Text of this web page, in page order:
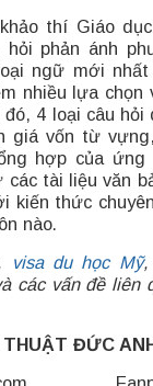
thí Giáo
phản ánh
ngữ mới nhất
nhiều lựa chọn
4 loại câu hỏi
giá vốn từ
hợp của ứng
tài liệu văn
kiến thức
nào.
visa du học Mỹ,
các vấn đề liên
THUẬT ĐỨC